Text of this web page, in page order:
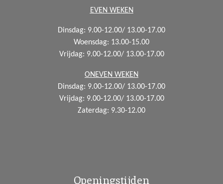
o
k
a
r
a
p
p
EVEN WEKEN
Dinsdag: 9.00-12.00/ 13.00-17.00
Woensdag: 13.00-15.00
Vrijdag: 9.00-12.00/ 13.00-17.00
ONEVEN WEKEN
Dinsdag: 9.00-12.00/ 13.00-17.00
Vrijdag: 9.00-12.00/ 13.00-17.00
Zaterdag: 9.30-12.00
Openingstijden